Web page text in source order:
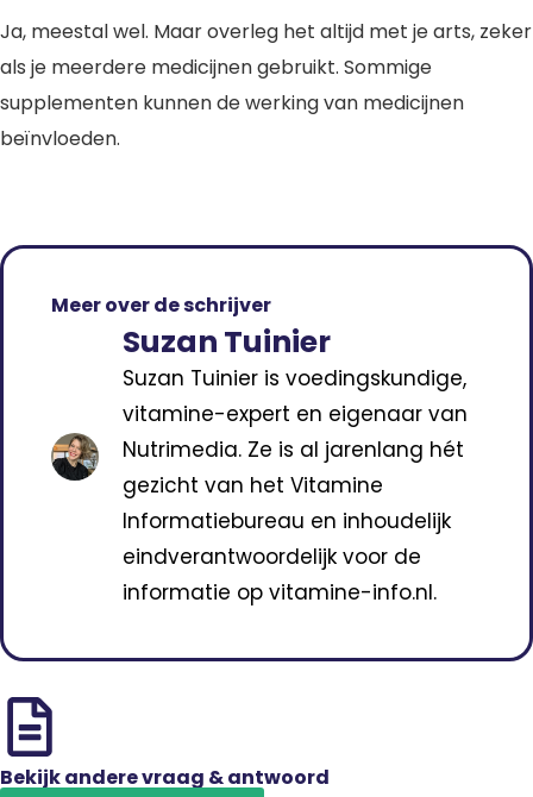
Ja, meestal wel. Maar overleg het altijd met je arts, zeker
als je meerdere medicijnen gebruikt. Sommige
supplementen kunnen de werking van medicijnen
beïnvloeden.
Meer over de schrijver
Suzan Tuinier
Suzan Tuinier is voedingskundige,
vitamine-expert en eigenaar van
Nutrimedia. Ze is al jarenlang hét
gezicht van het Vitamine
Informatiebureau en inhoudelijk
eindverantwoordelijk voor de
informatie op vitamine-info.nl.
Bekijk andere vraag & antwoord